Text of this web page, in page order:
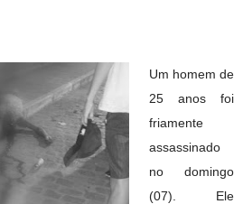
Um homem de
25 anos foi
friamente
assassinado
no domingo
(07). Ele